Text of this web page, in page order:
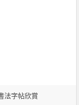
法字帖欣賞